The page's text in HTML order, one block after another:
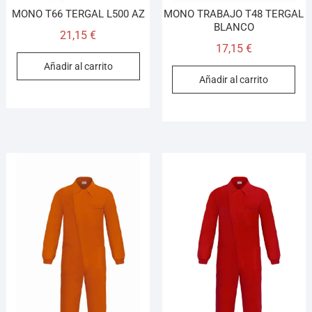
MONO T66 TERGAL L500 AZ
21,15€
Añadir al carrito
MONO TRABAJO T48 TERGAL
BLANCO
17,15 €
Añadir al carrito